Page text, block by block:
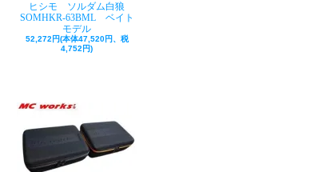
ヒシモ ソルダム白狼
SOMHKR-63BML ベイト
モデル
52,272円(本体47,520円、税
4,752円)